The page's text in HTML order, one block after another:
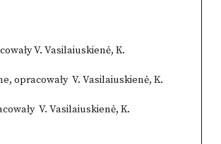
V. Vasilaiuskienė, K.
opracowały V. Vasilaiuskienė, K.
V. Vasilaiuskienė, K.